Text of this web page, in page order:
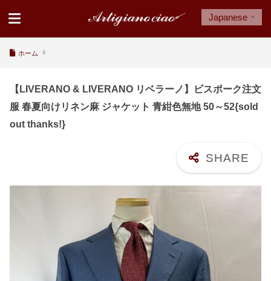
ホーム
【LIVERANO & LIVERANO リベラーノ】ビスポーク注文
服 春夏向けリネン麻 ジャケット 青紺色無地 50～52{sold
out thanks!}
Japanese ▼